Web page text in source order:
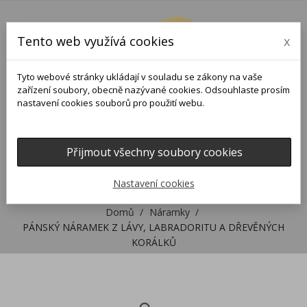
Domů
Náramky
PÁNSKÝ NÁRAMEK Z LÁVY, LABRADORITU A DŘEVĚNÝCH
KORÁLKŮ
Tento web využívá cookies x
Tyto webové stránky ukládají v souladu se zákony na vaše
zařízení soubory, obecně nazývané cookies. Odsouhlaste prosím
nastavení cookies souborů pro použití webu.
Přijmout všechny soubory cookies
Nastavení cookies